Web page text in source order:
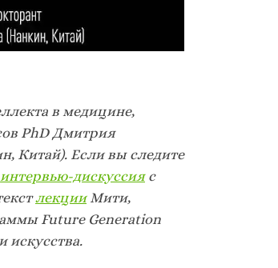
в медицине,
PhD Дмитрия
Китай). Если вы следите
интервью-дискуссияс
лекцииМити,
Future Generation
искусства.